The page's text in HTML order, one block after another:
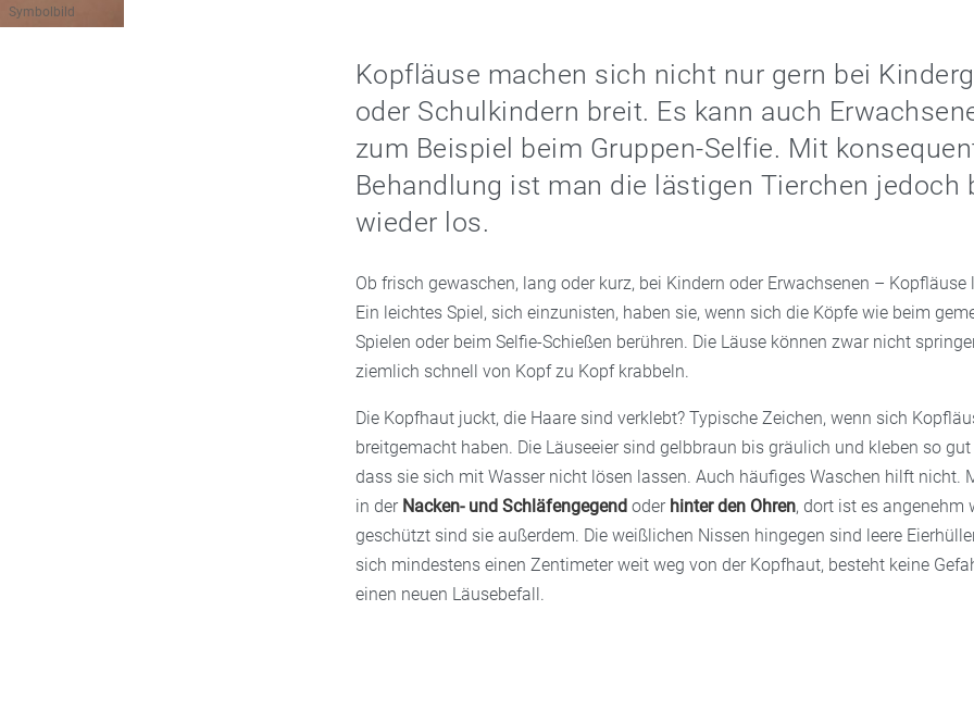
Symbolbild
Kopfläuse machen sich nicht nur gern bei
oder Schulkindern breit. Es kann auch
zum Beispiel beim Gruppen-Selfie. Mit
Behandlung ist man die lästigen Tierchen jedoch
wieder los.
Ob frisch gewaschen, lang oder kurz, bei Kindern oder Erwachsenen – Kopfläuse
Ein leichtes Spiel, sich einzunisten, haben sie, wenn sich die Köpfe wie beim
Spielen oder beim Selfie-Schießen berühren. Die Läuse können zwar nicht
ziemlich schnell von Kopf zu Kopf krabbeln.
Die Kopfhaut juckt, die Haare sind verklebt? Typische Zeichen, wenn sich
breitgemacht haben. Die Läuseeier sind gelbbraun bis gräulich und kleben so
dass sie sich mit Wasser nicht lösen lassen. Auch häufiges Waschen hilft nicht.
in der Nacken- und Schläfengegend oder hinter den Ohren, dort ist es angenehm
geschützt sind sie außerdem. Die weißlichen Nissen hingegen sind leere
sich mindestens einen Zentimeter weit weg von der Kopfhaut, besteht keine
einen neuen Läusebefall.